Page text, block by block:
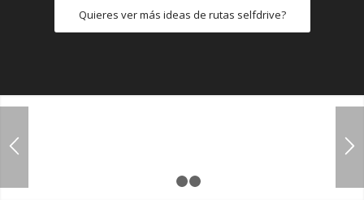
Quieres ver más ideas de rutas selfdrive?